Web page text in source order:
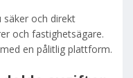
och direkt
och fastighetsägare.
en pålitlig plattform.